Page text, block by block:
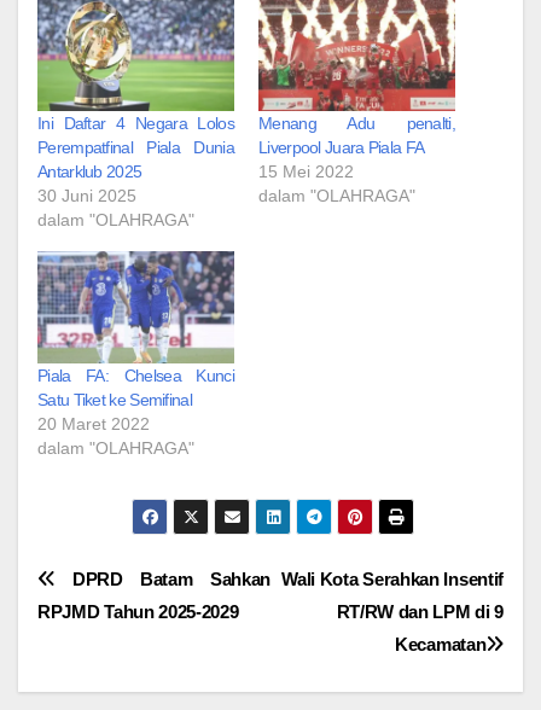
Ini Daftar 4 Negara Lolos
Perempatfinal Piala Dunia
Antarklub 2025
30 Juni 2025
dalam "OLAHRAGA"
Menang Adu penalti,
Liverpool Juara Piala FA
15 Mei 2022
dalam "OLAHRAGA"
Piala FA: Chelsea Kunci
Satu Tiket ke Semifinal
20 Maret 2022
dalam "OLAHRAGA"
Navigasi
Wali Kota Serahkan Insentif
RT/RW dan LPM di 9
Kecamatan
DPRD Batam Sahkan
RPJMD Tahun 2025-2029